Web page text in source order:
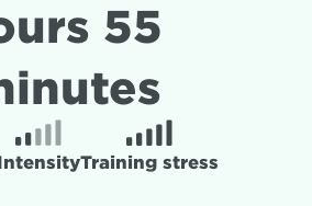
55
Training stress